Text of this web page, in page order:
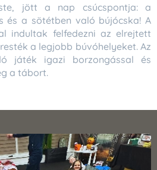
jött a nap csúcspontja: a
és a sötétben való bújócska! A
indultak felfedezni az elrejtett
a legjobb búvóhelyeket. Az
játék igazi borzongással és
a tábort.